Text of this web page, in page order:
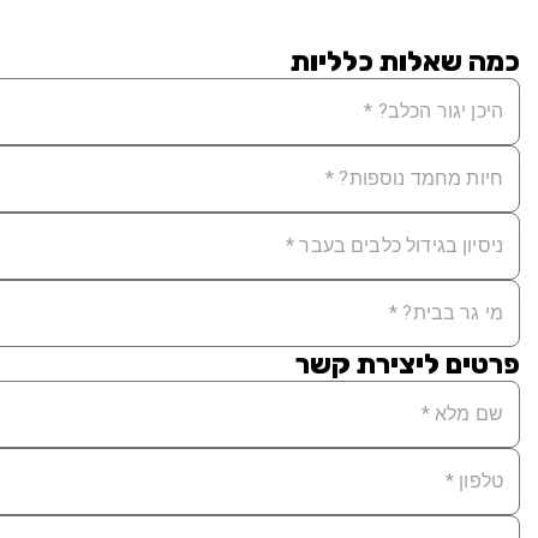
כמה שאלות כלליות
פרטים ליצירת קשר